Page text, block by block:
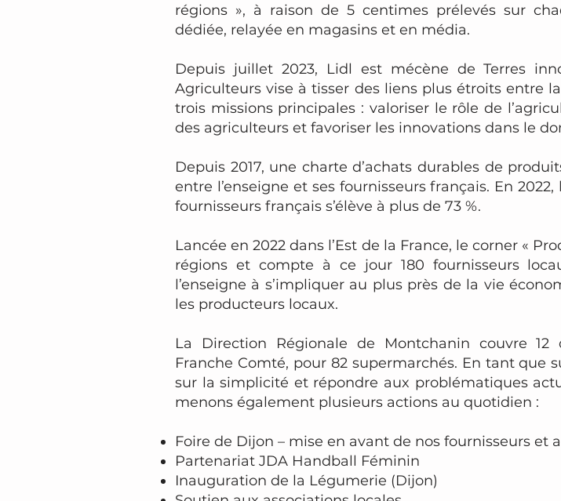
régions », à raison de 5 centimes prélevés sur
dédiée, relayée en magasins et en média.
Depuis juillet 2023, Lidl est mécène de Terres
Agriculteurs vise à tisser des liens plus étroits entre
trois missions principales : valoriser le rôle de
des agriculteurs et favoriser les innovations dans le
Depuis 2017, une charte d’achats durables de
entre l’enseigne et ses fournisseurs français. En
fournisseurs français s’élève à plus de 73 %.
Lancée en 2022 dans l’Est de la France, le corner «
régions et compte à ce jour 180 fournisseurs
l’enseigne à s’impliquer au plus près de la vie
les producteurs locaux.
La Direction Régionale de Montchanin couvre
Franche Comté, pour 82 supermarchés. En tant que
sur la simplicité et répondre aux problématiques
menons également plusieurs actions au quotidien :
Foire de Dijon – mise en avant de nos fournisseurs
Partenariat JDA Handball Féminin
Inauguration de la Légumerie (Dijon)